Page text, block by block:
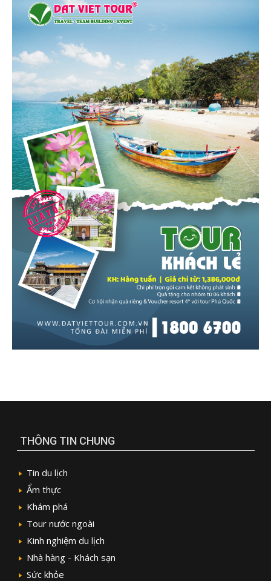
THÔNG TIN CHUNG
Tin du lịch
Ẩm thực
Khám phá
Tour nước ngoài
Kinh nghiệm du lịch
Nhà hàng - Khách sạn
Sức khỏe